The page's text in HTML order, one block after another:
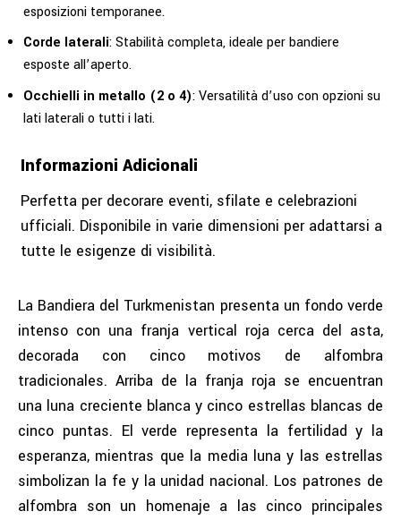
esposizioni temporanee.
Corde laterali: Stabilità completa, ideale per bandiere
esposte all’aperto.
Occhielli in metallo (2 o 4): Versatilità d’uso con opzioni su
lati laterali o tutti i lati.
Informazioni Adicionali
Perfetta per decorare eventi, sfilate e celebrazioni
ufficiali. Disponibile in varie dimensioni per adattarsi a
tutte le esigenze di visibilità.
La Bandiera del Turkmenistan presenta un fondo verde
intenso con una franja vertical roja cerca del asta,
decorada con cinco motivos de alfombra
tradicionales. Arriba de la franja roja se encuentran
una luna creciente blanca y cinco estrellas blancas de
cinco puntas. El verde representa la fertilidad y la
esperanza, mientras que la media luna y las estrellas
simbolizan la fe y la unidad nacional. Los patrones de
alfombra son un homenaje a las cinco principales